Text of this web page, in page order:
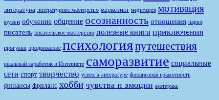
литература литературное мастерство маркетинг медитация мотивация
музеи обучение общение осознанность отношения парки
писатель писательское мастерство полезные книги приключения
прогулки продвижение психологияпутешествия
реальный заработок в Интернете саморазвитие социальные
сети спорт творчество успех в литературе финансовая грамотность
финансы фриланс хобби чувства и эмоции эзотерика